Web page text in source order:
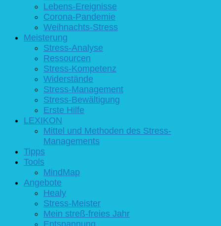
Lebens-Ereignisse
Corona-Pandemie
Weihnachts-Stress
Meisterung
Stress-Analyse
Ressourcen
Stress-Kompetenz
Widerstände
Stress-Management
Stress-Bewältigung
Erste Hilfe
LEXIKON
Mittel und Methoden des Stress-
Managements
Tipps
Tools
MindMap
Angebote
Healy
Stress-Meister
Mein streß-freies Jahr
Entspannung